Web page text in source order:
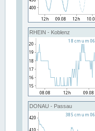
RHEIN - Koblenz
DONAU - Passau